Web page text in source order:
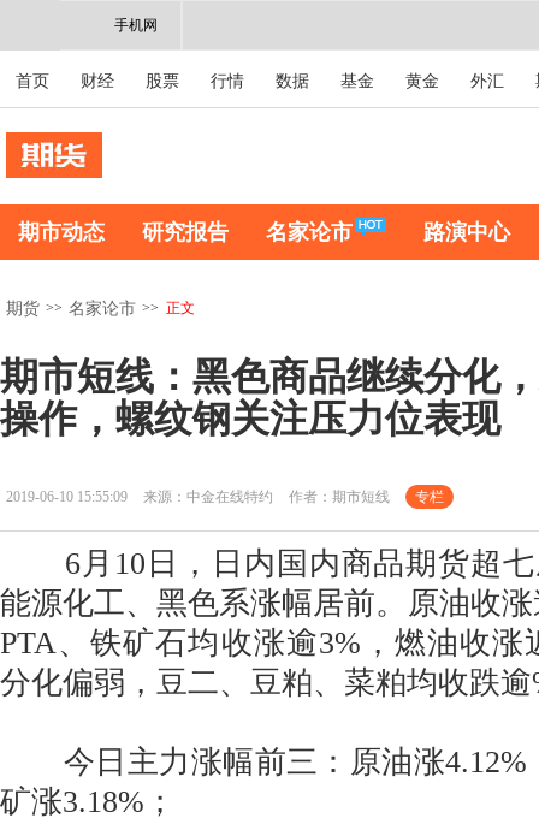
手机网
首页 财经 股票 行情 数据 基金 黄金 外汇
期市动态 研究报告 名家论市 路演中心
期货 >> 名家论市 >> 正文
期市短线：黑色商品继续分化
操作，螺纹钢关注压力位表现
2019-06-10 15:55:09 来源：中金在线特约 作者：期市短线 专栏
6月10日，日内国内商品期货超七
能源化工、黑色系涨幅居前。原油收
PTA、铁矿石均收涨逾3%，燃油收涨
分化偏弱，豆二、豆粕、菜粕均收跌
今日主力涨幅前三：原油涨4.12%
矿涨3.18%；